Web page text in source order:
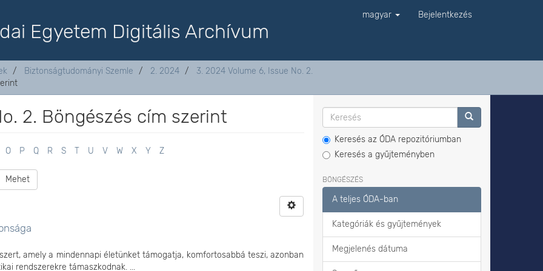
Egyetem Digitális Archívum
magyar Bejelentkezés
Biztonságtudományi Szemle 2. 2024
3. 2024 Volume 6, Issue No. 2.
2. Böngészés cím szerint
O P Q R S T U V W X Y Z
Mehet
amely a mindennapi életünket támogatja, komfortosabbá teszi, azonban
rendszerekre támaszkodnak. ...
Keresés az ÓDA repozitóriumban
Keresés a gyűjteményben
BÖNGÉSZÉS
A teljes ÓDA-ban
Kategóriák és gyűjtemények
Megjelenés dátuma